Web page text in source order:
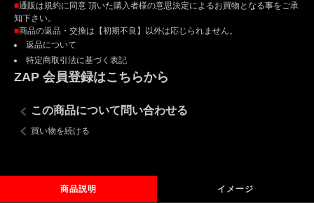
■通販は規約に同意 頂いた購入者様の意思決定によるお買物となる事をご承
知下さい。
■商品の返品・交換は【初期不良】以外は応じられません。
返品について
特定商取引法に基づく表記
ZAP 会員登録はこちらから
この商品について問い合わせる
買い物を続ける
商品説明 イメージ